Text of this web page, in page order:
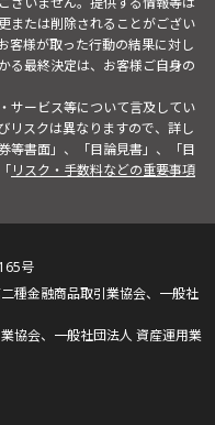
または削除されることがござい
客様が取った行動の結果に対し
る最終決定は、お客様ご自身の
サービス等について言及してい
リスクは異なりますので、詳し
等書面」、「目論見書」、「目
リスク・手数料などの重要事項
号
種金融商品取引業協会、一般社
協会、一般社団法人 資産運用業